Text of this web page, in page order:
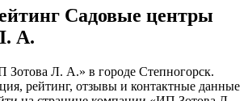
Садовые центры
А.
Л. А.» в городе Степногорск.
рейтинг, отзывы и контактные данные